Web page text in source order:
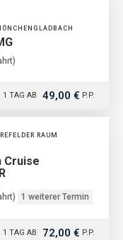
1 TAG AB 49,00 € P.P.
RAUM
Cruise
1 weiterer Termin
1 TAG AB 72,00 € P.P.